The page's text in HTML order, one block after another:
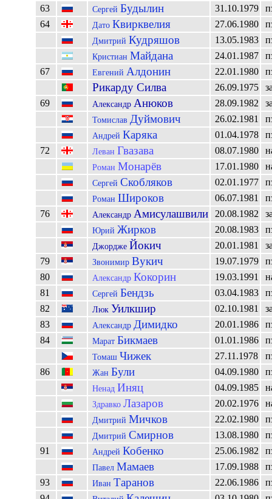
63
Сергей Будылин 31.10.1979
64
Дато Квирквелия 27.06.1980
Дмитрий Кудряшов 13.05.1983
Кристиан Майдана 24.01.1987
67
Евгений Алдонин 22.01.1980
Рикарду Силва 26.09.1975
69
Александр Анюков 28.09.1982
Томислав Дуймович 26.02.1981
Андрей Каряка 01.04.1978
72
Леван Гвазава 08.07.1980
Роман Монарёв 17.01.1980
СергейСкобляков 02.01.1977
Роман Широков 06.07.1981
76
Александр Амисулашвили 20.08.1982
Юрий Жирков 20.08.1983
Джордже Йокич 20.01.1981
79
Звонимир Вукич 19.07.1979
80
Александр Кокорин 19.03.1991
81
Сергей Бендзь 03.04.1983
82
Люк Уилкшир 02.10.1981
83
Александр Димидко 20.01.1986
84
Марат Бикмаев 01.01.1986
Томаш Чижек 27.11.1978
86
Жан Були 04.09.1980
Ненад Иняц 04.09.1985
ЗдравкоЛазаров 20.02.1976
Дмитрий Мичков 22.02.1980
ДмитрийСмирнов 13.08.1980
91
Андрей Кобенко 25.06.1982
Павел Мамаев 17.09.1988
93
ИванТаранов 22.06.1986